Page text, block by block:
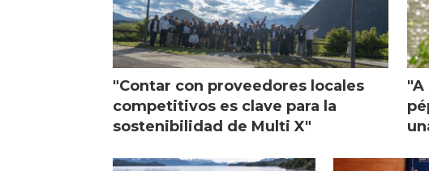
"Contar con proveedores locales
competitivos es clave para la
sostenibilidad de Multi X"